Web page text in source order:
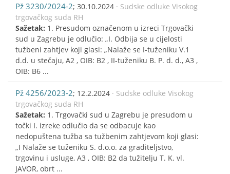
Pž 3230/2024-2; 30.10.2024 · Sudske odluke Visokog
trgovačkog suda RH
Sažetak: 1. Presudom označenom u izreci Trgovački
sud u Zagrebu je odlučio: „I. Odbija se u cijelosti
tužbeni zahtjev koji glasi: „Nalaže se I-tuženiku V.1
d.d. u stečaju, A2 , OIB: B2 , II-tuženiku B. P. d. d., A3 ,
OIB: B6 ...
Pž 4256/2023-2; 12.2.2024 · Sudske odluke Visokog
trgovačkog suda RH
Sažetak: 1. Trgovački sud u Zagrebu je presudom u
točki I. izreke odlučio da se odbacuje kao
nedopuštena tužba sa tužbenim zahtjevom koji glasi:
„I Nalaže se tuženiku S. d.o.o. za graditeljstvo,
trgovinu i usluge, A3 , OIB: B2 da tužitelju T. K. vl.
JAVOR, obrt ...